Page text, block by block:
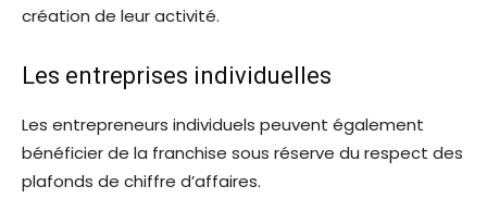
création de leur activité.
Les entreprises individuelles
Les entrepreneurs individuels peuvent également
bénéficier de la franchise sous réserve du respect des
plafonds de chiffre d’affaires.